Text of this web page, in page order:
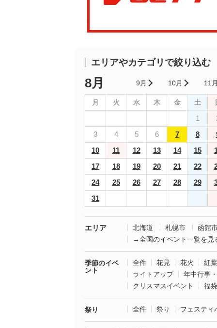
エリアやカテゴリで絞り込む
8月 9月 10月 11
月 火 水 木 金 土
1
3
4 5 6 7 8
10
11 12 13 14 15
17
18 19 20 21 22
24
25 26 27 28 29
31
エリア 北海道 札幌市
函館
→全国のイベント一覧を見
季節のイベ
ント
全件 花見 花火
紅葉
ライトアップ
年中行事
クリスマスイベント
福
祭り 全件 祭り フェスティ